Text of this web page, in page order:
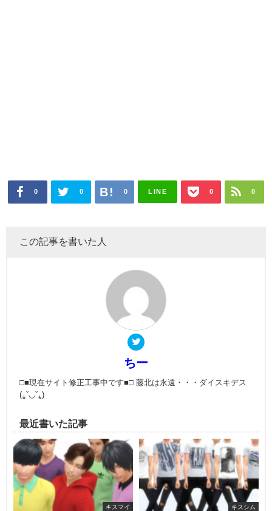
0 0 0 LINE 0 0
この記事を書いた人
ちー
□■現在サイト修正工事中です■□ 藤北は永遠・・・ダイスキデス
(⁎ˇ◡ˇ⁎)
最近書いた記事
キスマイ キスシム